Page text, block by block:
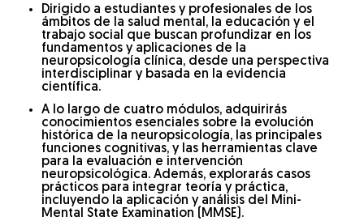
Dirigido a estudiantes y profesionales de los
ámbitos de la salud mental, la educación y el
trabajo social que buscan profundizar en los
fundamentos y aplicaciones de la
neuropsicología clínica, desde una perspectiva
interdisciplinar y basada en la evidencia
científica.
A lo largo de cuatro módulos, adquirirás
conocimientos esenciales sobre la evolución
histórica de la neuropsicología, las principales
funciones cognitivas, y las herramientas clave
para la evaluación e intervención
neuropsicológica. Además, explorarás casos
prácticos para integrar teoría y práctica,
incluyendo la aplicación y análisis del Mini-
Mental State Examination (MMSE).